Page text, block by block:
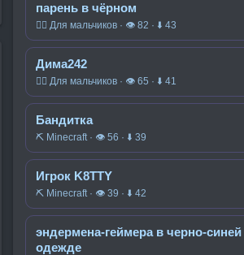
парень в чёрном
🧍‍♂️ Для мальчиков · 👁 82 · ⬇ 43
Дима242
🧍‍♂️ Для мальчиков · 👁 65 · ⬇ 41
Бандитка
⛏️ Minecraft · 👁 56 · ⬇ 39
Игрок K8TTY
⛏️ Minecraft · 👁 39 · ⬇ 42
эндермена-геймера в черно-синей
одежде